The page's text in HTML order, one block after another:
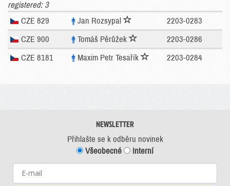
registered: 3
CZE 829
Jan Rozsypal 2203-0283
CZE 900 Tomáš Pěrůžek 2203-0286
CZE 8181 Maxim Petr Tesařík 2203-0284
NEWSLETTER
Přihlašte se k odběru novinek
Všeobecné
Interní